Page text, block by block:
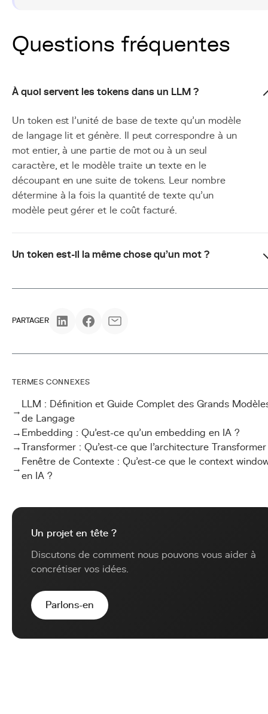
Questions fréquentes
À quoi servent les tokens dans un LLM ?
Un token est l'unité de base de texte qu'un modèle
de langage lit et génère. Il peut correspondre à un
mot entier, à une partie de mot ou à un seul
caractère, et le modèle traite un texte en le
découpant en une suite de tokens. Leur nombre
détermine à la fois la quantité de texte qu'un
modèle peut gérer et le coût facturé.
Un token est-il la même chose qu'un mot ?
PARTAGER
TERMES CONNEXES
→
LLM : Définition et Guide Complet des Grands
de Langage
→ Embedding : Qu'est-ce qu'un embedding en IA ?
→Transformer : Qu'est-ce que l'architecture
→
Fenêtre de Contexte : Qu'est-ce que le context
en IA ?
Un projet en tête ?
Discutons de comment nous pouvons vous aider à
concrétiser vos idées.
Parlons-en